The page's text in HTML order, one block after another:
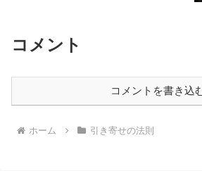
コメント
コメントを書き込
ホーム 引き寄せの法則